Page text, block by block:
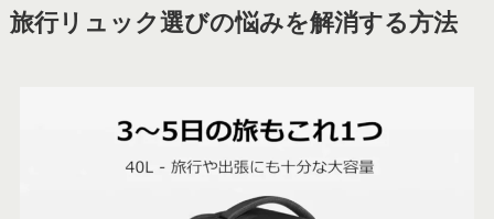
旅行リュック選びの悩みを解消する方法